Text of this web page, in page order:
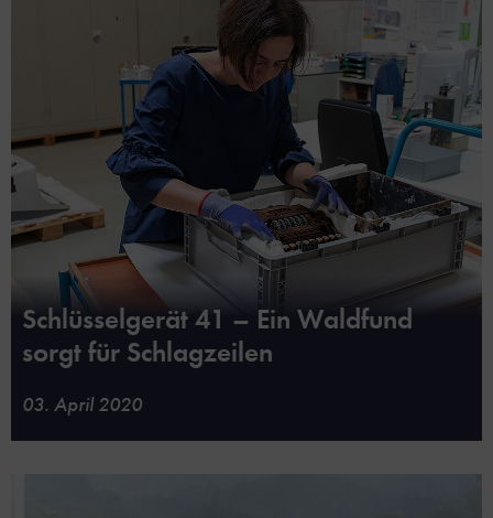
Schlüsselgerät 41 – Ein Waldfund
sorgt für Schlagzeilen
03. April 2020